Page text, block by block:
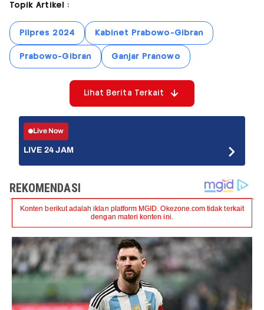
Topik Artikel :
Pilpres 2024 Kabinet Prabowo-Gibran
Prabowo-Gibran Ganjar Pranowo
Lihat Berita Terkait
Live Now
LIVE 24 JAM